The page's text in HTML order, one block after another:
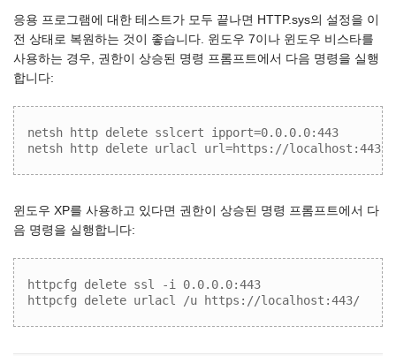
응용 프로그램에 대한 테스트가 모두 끝나면 HTTP.sys의 설정을 이
전 상태로 복원하는 것이 좋습니다. 윈도우 7이나 윈도우 비스타를
사용하는 경우, 권한이 상승된 명령 프롬프트에서 다음 명령을 실행
합니다:
netsh http delete sslcert ipport=0.0.0.0:443
netsh http delete urlacl url=https://localhost:443/
윈도우 XP를 사용하고 있다면 권한이 상승된 명령 프롬프트에서 다
음 명령을 실행합니다:
httpcfg delete ssl -i 0.0.0.0:443
httpcfg delete urlacl /u https://localhost:443/